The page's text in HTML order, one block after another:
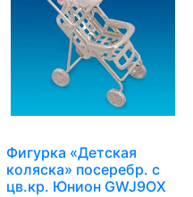
Фигурка «Детская
коляска» посеребр. с
цв.кр. Юнион GWJ9OX